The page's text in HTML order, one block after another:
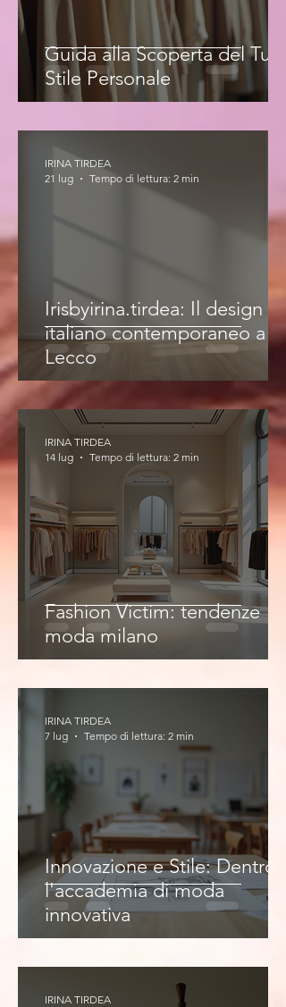
Guida alla Scoperta del Tuo
Stile Personale
Irisbyirina.tirdea: Il design
italiano contemporaneo a
Lecco
IRINA TIRDEA
21 lug
Tempo di lettura: 2 min
Fashion Victim: tendenze
moda milano
IRINA TIRDEA
14 lug
Tempo di lettura: 2 min
Innovazione e Stile: Dentro
l'accademia di moda
innovativa
IRINA TIRDEA
7 lug
Tempo di lettura: 2 min
IRINA TIRDEA